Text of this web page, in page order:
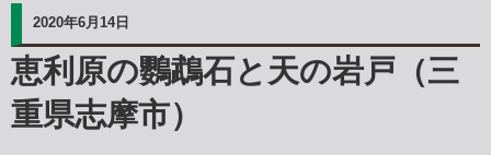
2020年6月14日
恵利原の鸚鵡石と天の岩戸（三
重県志摩市）